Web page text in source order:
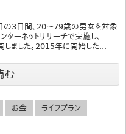
の3日間、20～79歳の男女を対象
ーネットリサーチで実施し、
ました。2015年に開始した...
む
お金 ライフプラン